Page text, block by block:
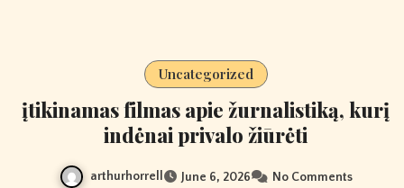
Uncategorized
įtikinamas filmas apie žurnalistiką, kurį
indėnai privalo žiūrėti
arthurhorrell June 6, 2026 No Comments